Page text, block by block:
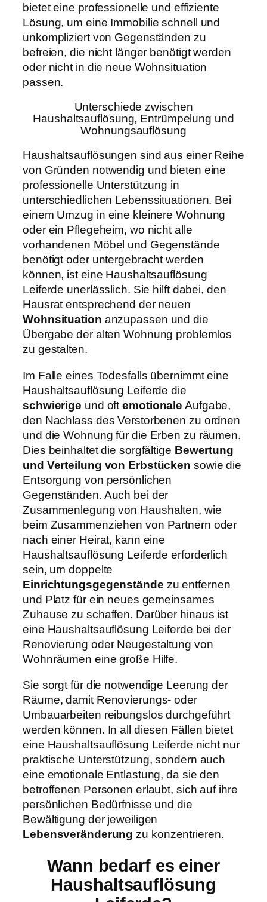
bietet eine professionelle und effiziente
Lösung, um eine Immobilie schnell und
unkompliziert von Gegenständen zu
befreien, die nicht länger benötigt werden
oder nicht in die neue Wohnsituation
passen.
Unterschiede zwischen
Haushaltsauflösung, Entrümpelung und
Wohnungsauflösung
Haushaltsauflösungen sind aus einer Reihe
von Gründen notwendig und bieten eine
professionelle Unterstützung in
unterschiedlichen Lebenssituationen. Bei
einem Umzug in eine kleinere Wohnung
oder ein Pflegeheim, wo nicht alle
vorhandenen Möbel und Gegenstände
benötigt oder untergebracht werden
können, ist eine Haushaltsauflösung
Leiferde unerlässlich. Sie hilft dabei, den
Hausrat entsprechend der neuen
Wohnsituation anzupassen und die
Übergabe der alten Wohnung problemlos
zu gestalten.
Im Falle eines Todesfalls übernimmt eine
Haushaltsauflösung Leiferde die
schwierige und oftemotionale Aufgabe,
den Nachlass des Verstorbenen zu ordnen
und die Wohnung für die Erben zu räumen.
Dies beinhaltet die sorgfältige Bewertung
und Verteilung von Erbstücken sowie die
Entsorgung von persönlichen
Gegenständen. Auch bei der
Zusammenlegung von Haushalten, wie
beim Zusammenziehen von Partnern oder
nach einer Heirat, kann eine
Haushaltsauflösung Leiferde erforderlich
sein, um doppelte
Einrichtungsgegenstände zu entfernen
und Platz für ein neues gemeinsames
Zuhause zu schaffen. Darüber hinaus ist
eine Haushaltsauflösung Leiferde bei der
Renovierung oder Neugestaltung von
Wohnräumen eine große Hilfe.
Sie sorgt für die notwendige Leerung der
Räume, damit Renovierungs- oder
Umbauarbeiten reibungslos durchgeführt
werden können. In all diesen Fällen bietet
eine Haushaltsauflösung Leiferde nicht nur
praktische Unterstützung, sondern auch
eine emotionale Entlastung, da sie den
betroffenen Personen erlaubt, sich auf ihre
persönlichen Bedürfnisse und die
Bewältigung der jeweiligen
Lebensveränderung zu konzentrieren.
Wann bedarf es einer
Haushaltsauflösung